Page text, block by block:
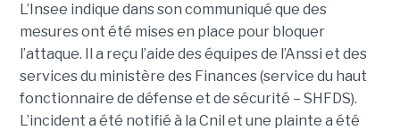
L’Insee indique dans son communiqué que des
mesures ont été mises en place pour bloquer
l’attaque. Il a reçu l’aide des équipes de l’Anssi et des
services du ministère des Finances (service du haut
fonctionnaire de défense et de sécurité – SHFDS).
L’incident a été notifié à la Cnil et une plainte a été